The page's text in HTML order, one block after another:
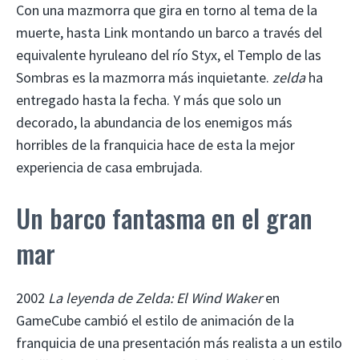
Con una mazmorra que gira en torno al tema de la
muerte, hasta Link montando un barco a través del
equivalente hyruleano del río Styx, el Templo de las
Sombras es la mazmorra más inquietante. zeldaha
entregado hasta la fecha. Y más que solo un
decorado, la abundancia de los enemigos más
horribles de la franquicia hace de esta la mejor
experiencia de casa embrujada.
Un barco fantasma en el gran
mar
2002 La leyenda de Zelda: El Wind Wakeren
GameCube cambió el estilo de animación de la
franquicia de una presentación más realista a un estilo